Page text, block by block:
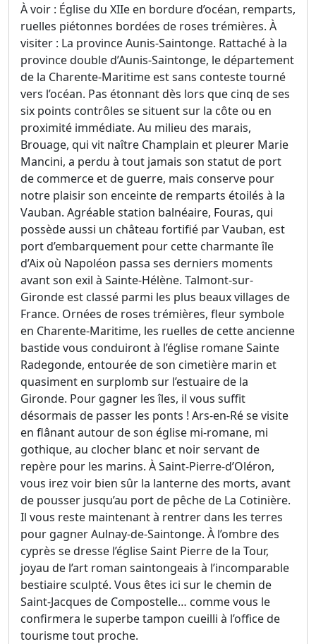
À voir : Église du XIIe en bordure d’océan, remparts,
ruelles piétonnes bordées de roses trémières. À
visiter : La province Aunis-Saintonge. Rattaché à la
province double d’Aunis-Saintonge, le département
de la Charente-Maritime est sans conteste tourné
vers l’océan. Pas étonnant dès lors que cinq de ses
six points contrôles se situent sur la côte ou en
proximité immédiate. Au milieu des marais,
Brouage, qui vit naître Champlain et pleurer Marie
Mancini, a perdu à tout jamais son statut de port
de commerce et de guerre, mais conserve pour
notre plaisir son enceinte de remparts étoilés à la
Vauban. Agréable station balnéaire, Fouras, qui
possède aussi un château fortifié par Vauban, est
port d’embarquement pour cette charmante île
d’Aix où Napoléon passa ses derniers moments
avant son exil à Sainte-Hélène. Talmont-sur-
Gironde est classé parmi les plus beaux villages de
France. Ornées de roses trémières, fleur symbole
en Charente-Maritime, les ruelles de cette ancienne
bastide vous conduiront à l’église romane Sainte
Radegonde, entourée de son cimetière marin et
quasiment en surplomb sur l’estuaire de la
Gironde. Pour gagner les îles, il vous suffit
désormais de passer les ponts ! Ars-en-Ré se visite
en flânant autour de son église mi-romane, mi
gothique, au clocher blanc et noir servant de
repère pour les marins. À Saint-Pierre-d’Oléron,
vous irez voir bien sûr la lanterne des morts, avant
de pousser jusqu’au port de pêche de La Cotinière.
Il vous reste maintenant à rentrer dans les terres
pour gagner Aulnay-de-Saintonge. À l’ombre des
cyprès se dresse l’église Saint Pierre de la Tour,
joyau de l’art roman saintongeais à l’incomparable
bestiaire sculpté. Vous êtes ici sur le chemin de
Saint-Jacques de Compostelle… comme vous le
confirmera le superbe tampon cueilli à l’office de
tourisme tout proche.